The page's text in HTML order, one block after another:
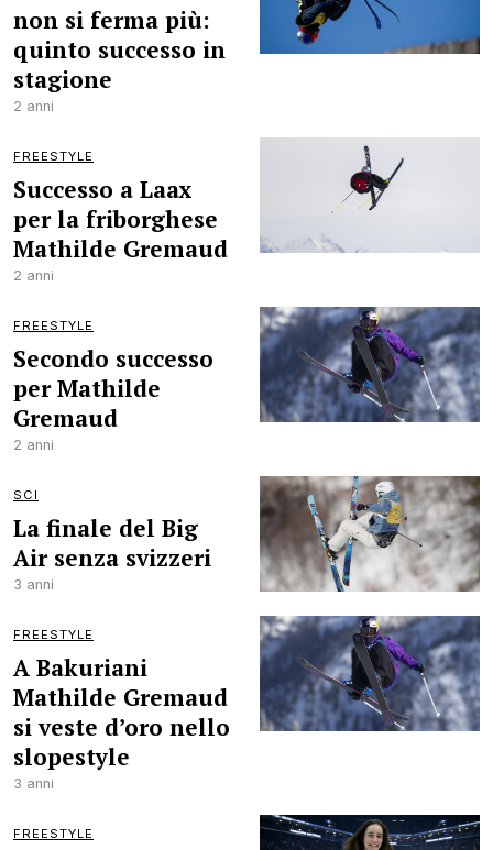
non si ferma più:
quinto successo in
stagione
2 anni
FREESTYLE
Successo a Laax
per la friborghese
Mathilde Gremaud
2 anni
FREESTYLE
Secondo successo
per Mathilde
Gremaud
2 anni
SCI
La finale del Big
Air senza svizzeri
3 anni
FREESTYLE
A Bakuriani
Mathilde Gremaud
si veste d’oro nello
slopestyle
3 anni
FREESTYLE